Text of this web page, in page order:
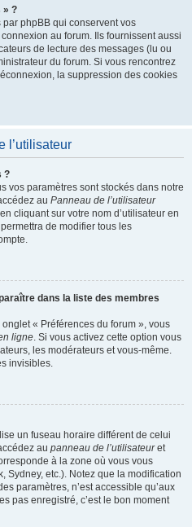
» ?
phpBB qui conservent vos
au forum. Ils fournissent aussi
de lecture des messages (lu ou
du forum. Si vous rencontrez
la suppression des cookies
l’utilisateur
?
vos paramètres sont stockés dans notre
au Panneau de l’utilisateur
cliquant sur votre nom d’utilisateur en
de modifier tous les
dans la liste des membres
« Préférences du forum », vous
ligne. Si vous activez cette option vous
les modérateurs et vous-même.
invisibles.
un fuseau horaire différent de celui
au panneau de l’utilisateuret
à la zone où vous vous
Sydney, etc.). Notez que la modification
paramètres, n’est accessible qu’aux
pas enregistré, c’est le bon moment